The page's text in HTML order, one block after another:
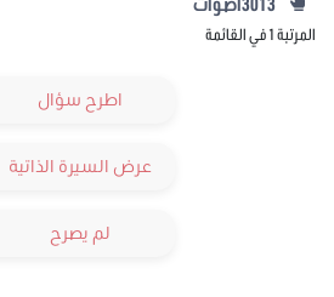
المرتبة 1 في القائمة
اطرح سؤال
عرض السيرة الذاتية
لم يصرح